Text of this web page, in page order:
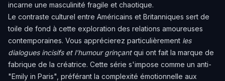
incarne une masculinité fragile et chaotique.
Le contraste culturel entre Américains et Britanniques sert de
toile de fond à cette exploration des relations amoureuses
contemporaines. Vous apprécierez particulièrement les
dialogues incisifs et l'humour grinçantqui ont fait la marque de
fabrique de la créatrice. Cette série s'impose comme un anti-
"Emily in Paris", préférant la complexité émotionnelle aux